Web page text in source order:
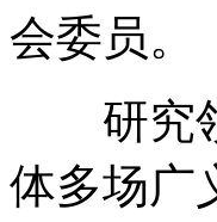
会委员。
研究领
体多场广